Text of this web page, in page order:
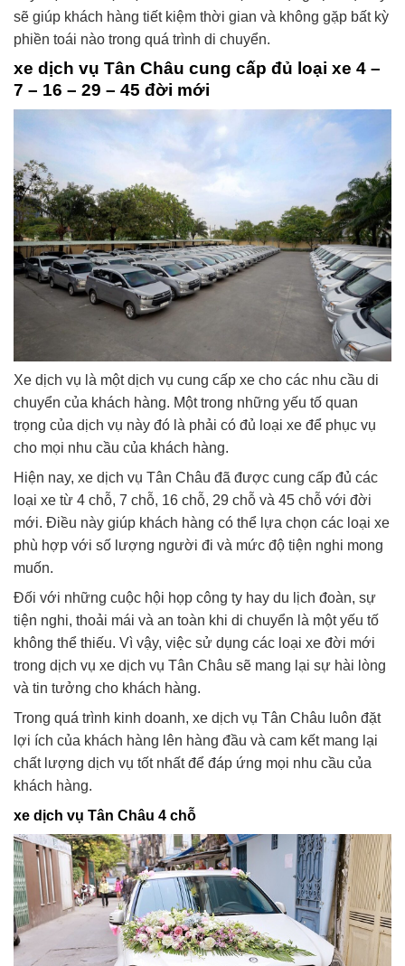
sẽ giúp khách hàng tiết kiệm thời gian và không gặp bất kỳ
phiền toái nào trong quá trình di chuyển.
xe dịch vụ Tân Châu cung cấp đủ loại xe 4 –
7 – 16 – 29 – 45 đời mới
Xe dịch vụ là một dịch vụ cung cấp xe cho các nhu cầu di
chuyển của khách hàng. Một trong những yếu tố quan
trọng của dịch vụ này đó là phải có đủ loại xe để phục vụ
cho mọi nhu cầu của khách hàng.
Hiện nay, xe dịch vụ Tân Châu đã được cung cấp đủ các
loại xe từ 4 chỗ, 7 chỗ, 16 chỗ, 29 chỗ và 45 chỗ với đời
mới. Điều này giúp khách hàng có thể lựa chọn các loại xe
phù hợp với số lượng người đi và mức độ tiện nghi mong
muốn.
Đối với những cuộc hội họp công ty hay du lịch đoàn, sự
tiện nghi, thoải mái và an toàn khi di chuyển là một yếu tố
không thể thiếu. Vì vậy, việc sử dụng các loại xe đời mới
trong dịch vụ xe dịch vụ Tân Châu sẽ mang lại sự hài lòng
và tin tưởng cho khách hàng.
Trong quá trình kinh doanh, xe dịch vụ Tân Châu luôn đặt
lợi ích của khách hàng lên hàng đầu và cam kết mang lại
chất lượng dịch vụ tốt nhất để đáp ứng mọi nhu cầu của
khách hàng.
xe dịch vụ Tân Châu 4 chỗ